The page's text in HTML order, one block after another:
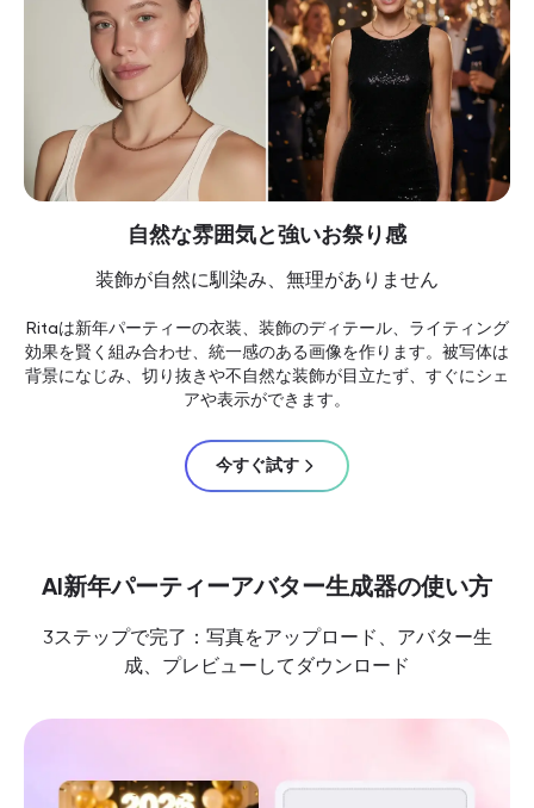
自然な雰囲気と強いお祭り感
装飾が自然に馴染み、無理がありません
Ritaは新年パーティーの衣装、装飾のディテール、ライティング
効果を賢く組み合わせ、統一感のある画像を作ります。被写体は
背景になじみ、切り抜きや不自然な装飾が目立たず、すぐにシェ
アや表示ができます。
今すぐ試す
AI新年パーティーアバター生成器の使い方
3ステップで完了：写真をアップロード、アバター生
成、プレビューしてダウンロード